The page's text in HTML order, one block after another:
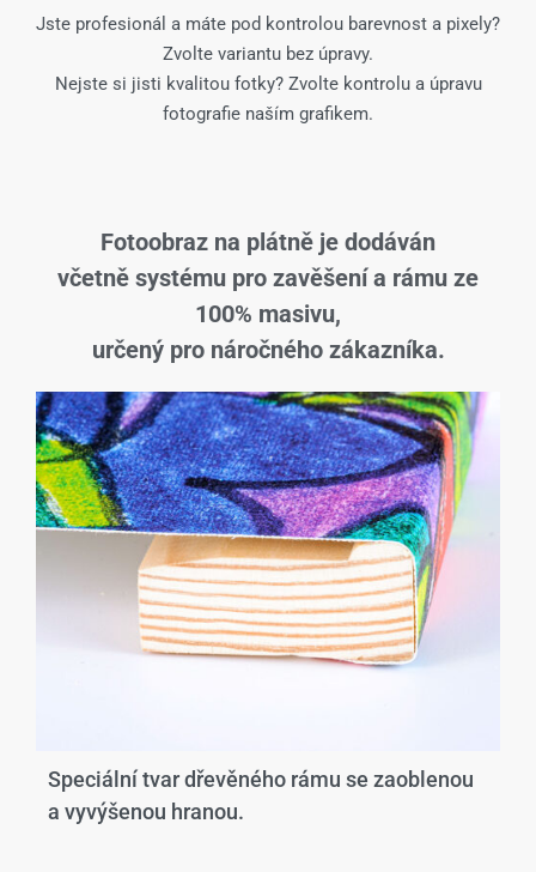
Jste profesionál a máte pod kontrolou barevnost a pixely?
Zvolte variantu bez úpravy.
Nejste si jisti kvalitou fotky? Zvolte kontrolu a úpravu
fotografie naším grafikem.
Fotoobraz na plátně je dodáván
včetně systému pro zavěšení a rámu ze
100% masivu,
určený pro náročného zákazníka.
Speciální tvar dřevěného rámu se zaoblenou
a vyvýšenou hranou.​